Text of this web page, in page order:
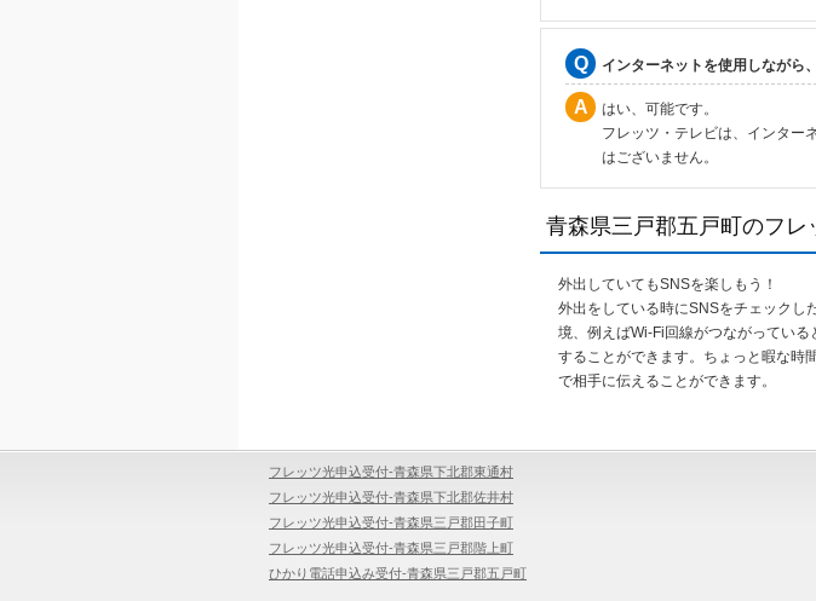
インターネットを使用しながら
はい、可能です。
フレッツ・テレビは、インター
はございません。
青森県三戸郡五戸町のフレ
外出していてもSNSを楽しもう！
外出をしている時にSNSをチェックし
境、例えばWi-Fi回線がつながってい
することができます。ちょっと暇な時
で相手に伝えることができます。
フレッツ光申込受付-青森県下北郡東通村
フレッツ光申込受付-青森県下北郡佐井村
フレッツ光申込受付-青森県三戸郡田子町
フレッツ光申込受付-青森県三戸郡階上町
ひかり電話申込み受付-青森県三戸郡五戸町